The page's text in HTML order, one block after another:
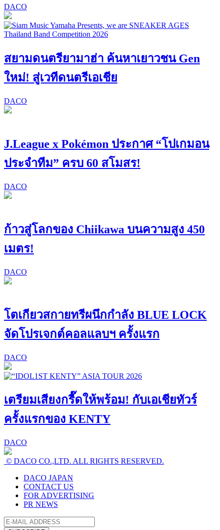
DACO
สยามดนตรียามาฮ่า ค้นหาเยาวชน Gen
ใหม่! สู่เวทีดนตรีเอเชีย
DACO
J.League x Pokémon ประกาศ “โปเกมอน
ประจำทีม” ครบ 60 สโมสร!
DACO
ก้าวสู่โลกของ Chiikawa บนความสูง 450
เมตร!
DACO
โตเกียวสกายทรีผนึกกำลัง BLUE LOCK
จัดโปรเจกต์คอลแลบฯ ครั้งแรก
DACO
เตรียมเสียงกรี๊ดให้พร้อม! กับเอเชียทัวร์
ครั้งแรกของ KENTY
DACO
© DACO CO.,LTD. ALL RIGHTS RESERVED.
DACO JAPAN
CONTACT US
FOR ADVERTISING
PR NEWS